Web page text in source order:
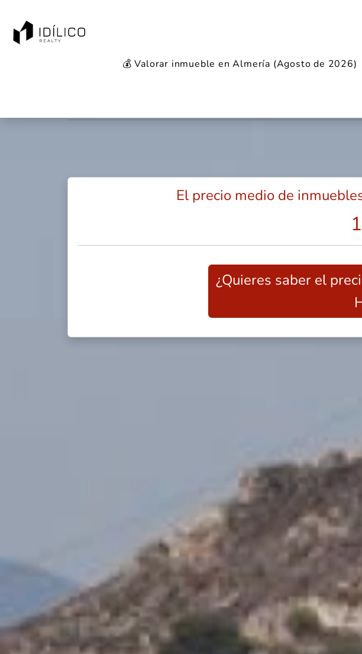
💰 Valorar inmueble en Almería (Agosto de 2026)
El precio medio de
¿Quieres saber el